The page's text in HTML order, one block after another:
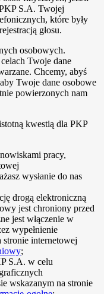
S.A. Twojej
które były
głosu.
osobowych.
Twoje dane
Chcemy, abyś
Twoje dane osobowe
powierzonych nam
kwestią dla PKP
pracy,
wysłanie do nas
drogą elektroniczną
jest chroniony przed
jest włączenie w
wypełnienie
stronie internetowej
;
S.A. w celu
wskazanym na stronie